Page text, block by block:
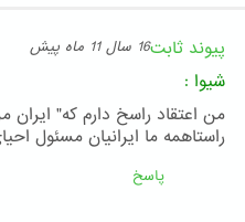
پیوند ثابت16 سال 11 ماه پیش
شیوا :
من اعتقاد راسخ دارم که" ایران
راستاهمه ما ایرانیان مسئول
پاسخ